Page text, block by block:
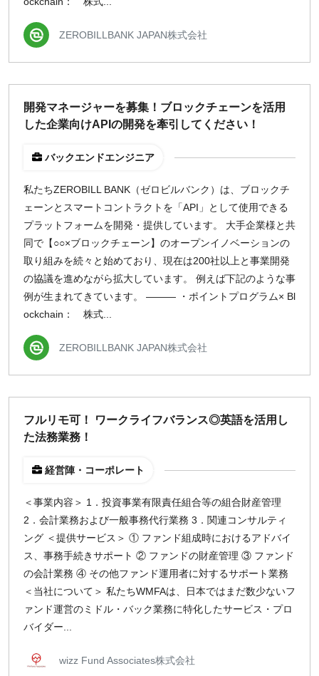
時給
¥2,000 ¥3,000 ¥4,000 ¥5,000〜
指定なし
ZEROBILLBANK JAPAN株式会社
開発マネージャーを募集！ブロックチェーンを活用
した企業向けAPIの開発を牽引してください！
バックエンドエンジニア
私たちZEROBILL BANK（ゼロビルバンク）は、ブロックチ
ェーンとスマートコントラクトを「API」として使用できる
プラットフォームを開発・提供しています。 大手企業様と共
同で【○○×ブロックチェーン】のオープンイノベーションの
取り組みを続々と始めており、現在は200社以上と事業開発
の協議を進めながら拡大しています。 例えば下記のような事
例が生まれてきています。 ――― ・ポイントプログラム× Bl
ockchain： 株式...
ZEROBILLBANK JAPAN株式会社
フルリモ可！ ワークライフバランス◎英語を活用し
た法務業務！
経営陣・コーポレート
＜事業内容＞ 1．投資事業有限責任組合等の組合財産管理
2．会計業務および一般事務代行業務 3．関連コンサルティ
ング ＜提供サービス＞ ① ファンド組成時におけるアドバイ
ス、事務手続きサポート ② ファンドの財産管理 ③ ファンド
の会計業務 ④ その他ファンド運用者に対するサポート業務
＜当社について＞ 私たちWMFAは、日本ではまだ数少ないフ
ァンド運営のミドル・バック業務に特化したサービス・プロ
バイダー...
wizz Fund Associates株式会社